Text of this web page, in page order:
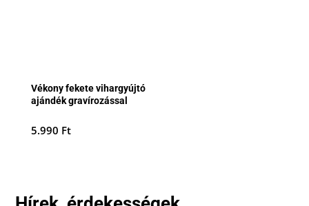
Vékony fekete vihargyújtó
ajándék gravírozással
5.990 Ft